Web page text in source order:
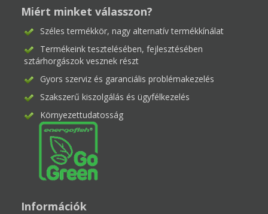
Miért minket válasszon?
Széles termékkör, nagy alternatív termékkínálat
Termékeink tesztelésében, fejlesztésében
sztárhorgászok vesznek részt
Gyors szerviz és garanciális problémakezelés
Szakszerű kiszolgálás és ügyfélkezelés
Környezettudatosság
Információk